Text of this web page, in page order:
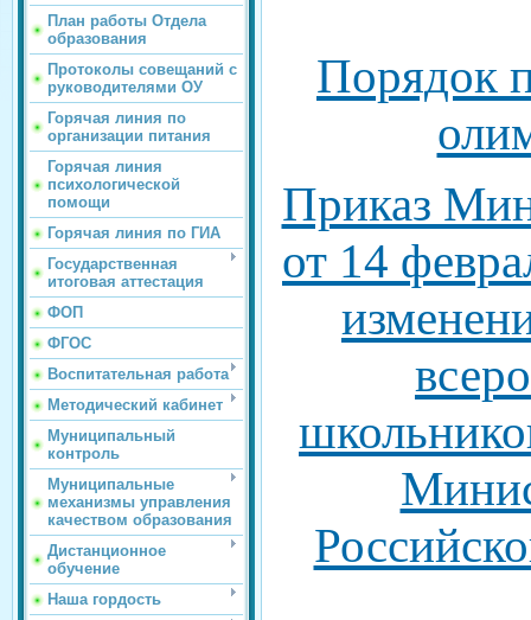
План работы Отдела
образования
Протоколы совещаний с
руководителями ОУ
Горячая линия по
организации питания
Горячая линия
психологической
помощи
Горячая линия по ГИА
Государственная
итоговая аттестация
ФОП
ФГОС
Воспитательная работа
Методический кабинет
Муниципальный
контроль
Муниципальные
механизмы управления
качеством образования
Дистанционное
обучение
Наша гордость
Порядок
Приказ
от 14